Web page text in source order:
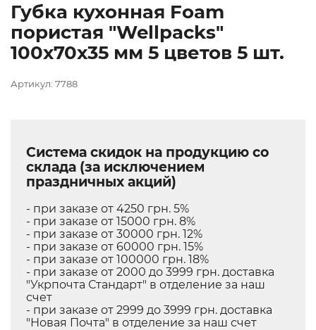
Губка кухонная Foam
пористая "Wellpacks"
100х70х35 мм 5 цветов 5 шт.
Артикул: 7788
Система скидок на продукцию со
склада (за исключением
праздничных акций)
- при заказе от 4250 грн. 5%
- при заказе от 15000 грн. 8%
- при заказе от 30000 грн. 12%
- при заказе от 60000 грн. 15%
- при заказе от 100000 грн. 18%
- при заказе от 2000 до 3999 грн. доставка
"Укрпочта Стандарт" в отделение за наш
счет
- при заказе от 2999 до 3999 грн. доставка
"Новая Почта" в отделение за наш счет